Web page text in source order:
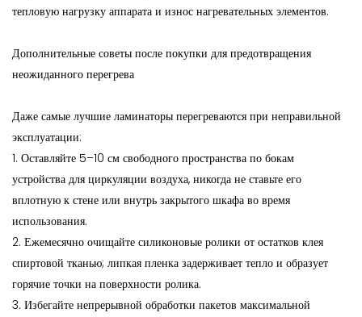
тепловую нагрузку аппарата и износ нагревательных элементов.
Дополнительные советы после покупки для предотвращения
неожиданного перегрева
Даже самые лучшие ламинаторы перегреваются при неправильной
эксплуатации:
1. Оставляйте 5–10 см свободного пространства по бокам
устройства для циркуляции воздуха, никогда не ставьте его
вплотную к стене или внутрь закрытого шкафа во время
использования.
2. Ежемесячно очищайте силиконовые ролики от остатков клея
спиртовой тканью; липкая пленка задерживает тепло и образует
горячие точки на поверхности ролика.
3. Избегайте непрерывной обработки пакетов максимальной